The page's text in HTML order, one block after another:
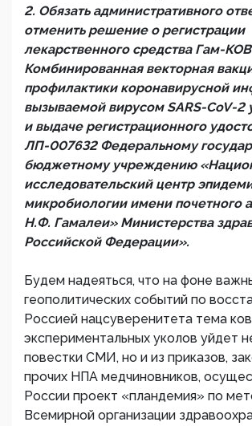
2. Обязать административного
отменить решение о регистрации
лекарственного средства Гам-
Комбинированная векторная
профилактики коронавирусной
вызываемой вирусом SARS-СoV-2
и выдаче регистрационного
ЛП-007632 Федеральному
бюджетному учреждению
исследовательский центр
микробиологии имени почетного
Н.Ф. Гамалеи» Министерства
Российской Федерации».
Будем надеяться, что на фоне
геополитических событий по
Россией нацсуверенитета тема
экспериментальных уколов уйдет
повестки СМИ, но и из приказов,
прочих НПА медчиновников,
России проект «пландемия» по
Всемирной организации